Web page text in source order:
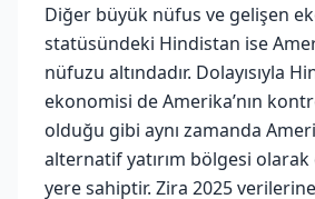
Diğer büyük nüfus ve gelişen
statüsündeki Hindistan ise
nüfuzu altındadır. Dolayısıyla
ekonomisi de Amerika’nın
olduğu gibi aynı zamanda
alternatif yatırım bölgesi
yere sahiptir. Zira 2025